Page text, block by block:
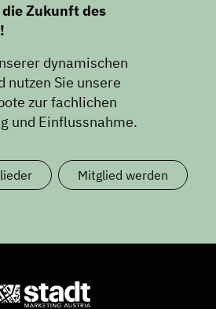
Zukunft des
dynamischen
nutzen Sie unsere
zur fachlichen
und Einflussnahme.
Mitglied werden